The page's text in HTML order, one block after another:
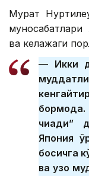
Мурат
ва келажаги
— Икки
чиқади”
Япония
босқичга
ва узоқ